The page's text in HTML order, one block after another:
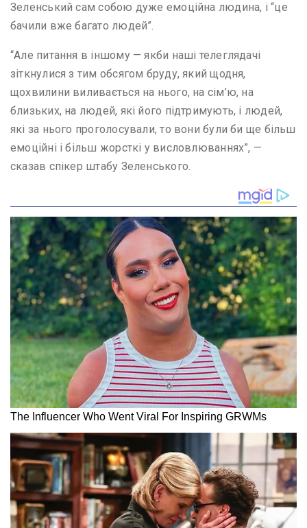
Зеленський сам собою дуже емоційна людина, і “це
бачили вже багато людей”.
“Але питання в іншому — якби наші телеглядачі
зіткнулися з тим обсягом бруду, який щодня,
щохвилини виливається на нього, на сім’ю, на
близьких, на людей, які його підтримують, і людей,
які за нього проголосували, то вони були би ще більш
емоційні і більш жорсткі у висловлюваннях”, —
сказав спікер штабу Зеленського.